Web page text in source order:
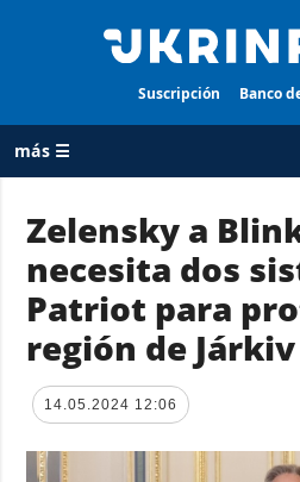
Suscripción Banco
más ☰
TODAS LAS
CATEGORÍAS
Guerra
Reconstrucción
de Ucrania
Política
Economía
Zelensky a
necesita dos
Patriot para
región de Járkiv
14.05.2024 12:06